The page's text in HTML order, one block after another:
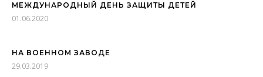
МЕЖДУНАРОДНЫЙ ДЕНЬ ЗАЩИТЫ ДЕТЕЙ
01.06.2020
НА ВОЕННОМ ЗАВОДЕ
29.03.2019